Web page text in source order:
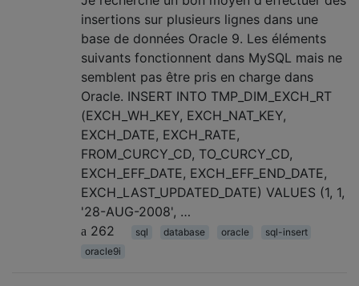
insertions sur plusieurs lignes dans une
base de données Oracle 9. Les éléments
suivants fonctionnent dans MySQL mais ne
semblent pas être pris en charge dans
Oracle. INSERT INTO TMP_DIM_EXCH_RT
(EXCH_WH_KEY, EXCH_NAT_KEY,
EXCH_DATE, EXCH_RATE,
FROM_CURCY_CD, TO_CURCY_CD,
EXCH_EFF_DATE, EXCH_EFF_END_DATE,
EXCH_LAST_UPDATED_DATE) VALUES (1, 1,
'28-AUG-2008', …
262
sql database oracle
sql-insert
oracle9i